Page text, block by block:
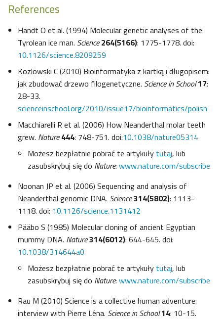
References
Handt O et al. (1994) Molecular genetic analyses of the
Tyrolean ice man. Science264(5166): 1775-1778. doi:
10.1126/science.8209259
Kozlowski C (2010) Bioinformatyka z kartką i długopisem:
jak zbudować drzewo filogenetyczne. Science in School17:
28-33.
scienceinschool.org/2010/issue17/bioinformatics/polish
Macchiarelli R et al. (2006) How Neanderthal molar teeth
grew. Nature444: 748-751. doi:10.1038/nature05314
Możesz bezpłatnie pobrać te artykuły tutaj, lub
zasubskrybuj się do Nature: www.nature.com/subscribe
Noonan JP et al. (2006) Sequencing and analysis of
Neanderthal genomic DNA. Science314(5802): 1113-
1118. doi: 10.1126/science.1131412
Pääbo S (1985) Molecular cloning of ancient Egyptian
mummy DNA. Nature314(6012): 644-645. doi:
10.1038/314644a0
Możesz bezpłatnie pobrać te artykuły tutaj, lub
zasubskrybuj się do Nature: www.nature.com/subscribe
Rau M (2010) Science is a collective human adventure:
interview with Pierre Léna. Science in School14: 10-15.